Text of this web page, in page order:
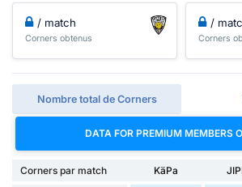
/ match
Corners obtenus
/
Corners
Nombre total de Corners
DATA FOR PREMIUM MEMBERS
Corners par match KäPa